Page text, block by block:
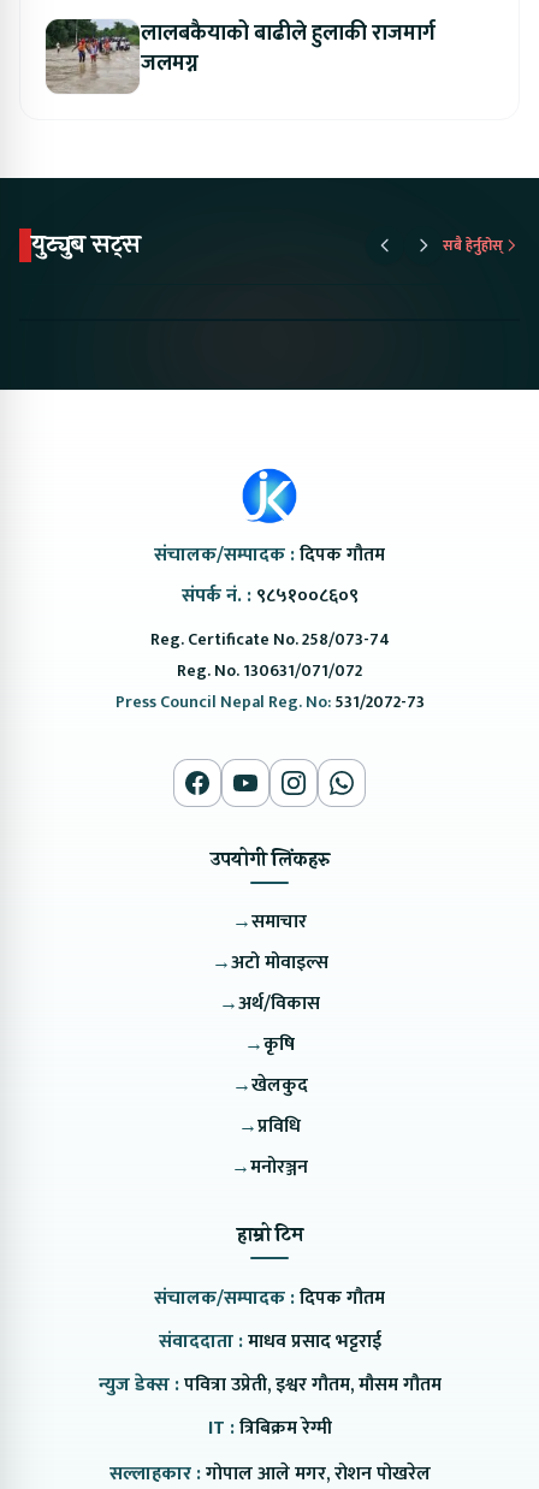
लालबकैयाको बाढीले हुलाकी राजमार्ग
जलमग्न
युट्युब सट्स सबै हेर्नुहोस्
संचालक/सम्पादक :दिपक गौतम
संपर्क नं. : ९८५१००८६०९
Reg. Certificate No. 258/073-74
Reg. No. 130631/071/072
Press Council Nepal Reg. No:531/2072-73
उपयोगी लिंकहरु
→समाचार
→अटो मोवाइल्स
→अर्थ/विकास
→कृषि
→खेलकुद
→प्रविधि
→मनोरञ्जन
हाम्रो टिम
संचालक/सम्पादक :दिपक गौतम
संवाददाता :माधव प्रसाद भट्टराई
न्युज डेक्स :पवित्रा उप्रेती, इश्वर गौतम, मौसम गौतम
IT :त्रिबिक्रम रेग्मी
सल्लाहकार :गोपाल आले मगर, रोशन पोखरेल